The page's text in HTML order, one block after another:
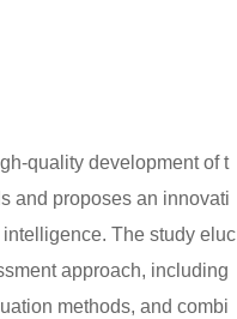
quality development of t
and proposes an innovati
The study eluc
approach, including
methods, and combi